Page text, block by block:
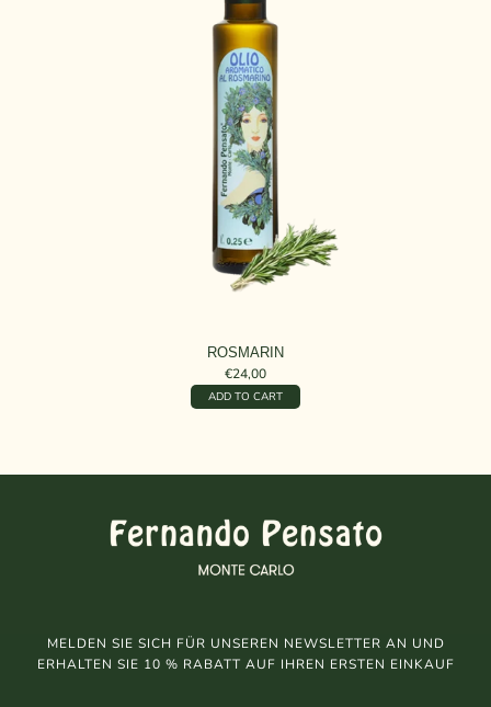
ROSMARIN
€24,00
ADD TO CART
MELDEN SIE SICH FÜR UNSEREN NEWSLETTER AN UND
ERHALTEN SIE 10 % RABATT AUF IHREN ERSTEN EINKAUF